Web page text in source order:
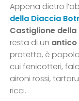
Appena dietro
della Diaccia
Castiglione della
resta di un antico
protetta, è
cui fenicotteri,
aironi rossi,
ricci.